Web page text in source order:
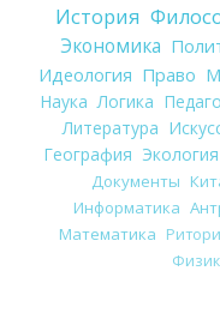
История
Экономика
Идеология Право
Наука Логика
Литература
География Экология
Документы
Информатика
Математика